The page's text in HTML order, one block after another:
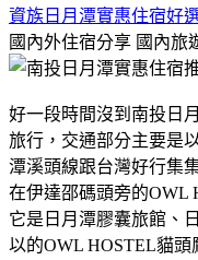
資族日月潭實惠住宿好
國內外住宿分享 國內旅
好一段時間沒到南投日
旅行，交通部分主要是
潭溪頭線跟台灣好行集
在伊達邵碼頭旁的OWL
它是日月潭膠囊旅館、
以的OWL HOSTEL貓